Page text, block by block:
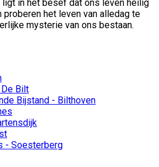
ligt in het besef dat ons leven heilig
het leven van alledag te
mysterie van ons bestaan.
Bilt
Bijstand - Bilthoven
- Soesterberg